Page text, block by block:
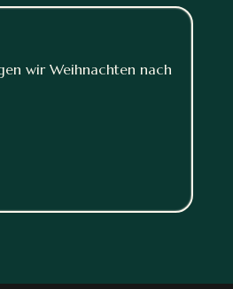
wir Weihnachten nach